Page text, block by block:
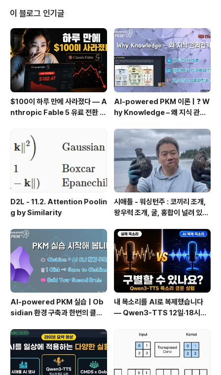
connection을 셋업해야 합니다. 반드시 세팅해야 할 2개
의 값이 있고 몇개의 옵션값이 더 있습니다. Administrati
on Module 을 사용하거나 SITE_DIR/config/calenda
r/feeds.ini 파일을 직접 edit 해서 세팅할 수 있..
이 블로그 인기글
$100이 하루 만에 사라졌다 — A
nthropic Fable 5 유료 전환 사
AI-powered PKM 이론 | ❓ W
hy Knowledge – 왜 지식 관리
보에서 지식으로의 전환, 🛠️ 지식
관리 실패 패턴과 극복
D2L - 11.2. Attention Poolin
g by Similarity
시애틀 - 워싱턴주 : 코끼리 조개,
왕우럭 조개, 굴, 홍합이 널려 있는
AI-powered PKM 실습 | Ob
sidian 환경 구축과 한번의 클릭
(Web Clipper)
내 목소리를 AI로 복제했습니다
— Qwen3-TTS 12일·18시간